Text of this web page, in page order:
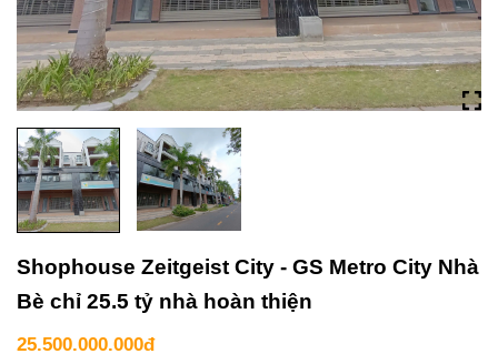
Shophouse Zeitgeist City - GS Metro City Nhà
Bè chỉ 25.5 tỷ nhà hoàn thiện
25.500.000.000đ